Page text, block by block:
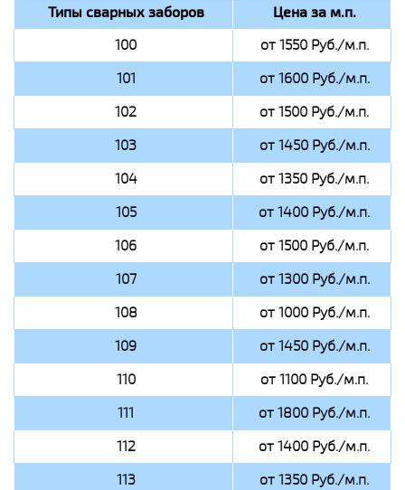
Типы сварных заборов Цена за м.п.
100
от 1550 Руб./м.п.
101
от 1600 Руб./м.п.
102
от 1500 Руб./м.п.
103
от 1450 Руб./м.п.
104
от 1350 Руб./м.п.
105
от 1400 Руб./м.п.
106
от 1500 Руб./м.п.
107
от 1300 Руб./м.п.
108
от 1000 Руб./м.п.
109
от 1450 Руб./м.п.
110
от 1100 Руб./м.п.
111
от 1800 Руб./м.п.
112
от 1400 Руб./м.п.
113
от 1350 Руб./м.п.